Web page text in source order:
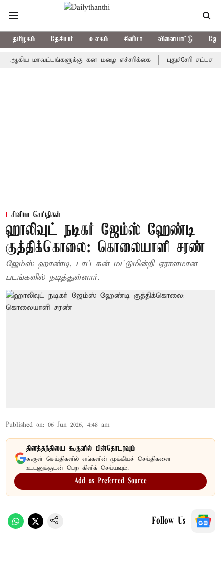
தமிழகம் தேசியம் உலகம் சினிமா விளையாட்டு
மாவட்டங்களுக்கு கன மழை எச்சரிக்கை புதுச்சேரி
சினிமா செய்திகள்
ஹாலிவுட் நடிகர் ஜேம்ஸ் ஹேண்டி
குத்திக்கொலை: கொலையாளி சரண்
ஜேம்ஸ் ஹாண்டி, டாப் கன் மட்டுமின்றி ஏராளமான
படங்களில் நடித்துள்ளார்.
Published on: 06 Jun 2026, 4:48 am
தினத்தந்தியை கூகுளில் பின்தொடரவும்
கூகுள் செய்திகளில் எங்களின் முக்கியச் செய்திகளை
உடனுக்குடன் பெற கிளிக் செய்யவும்.
Add as Preferred Source
Follow Us